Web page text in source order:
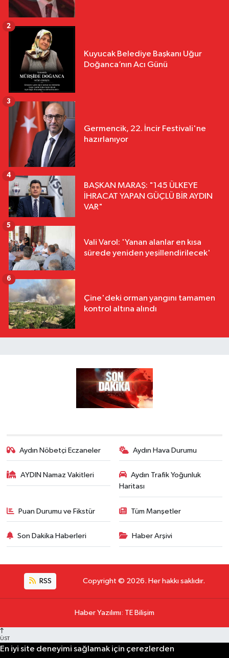
Kuyucak Belediye Başkanı Uğur
Doğanca’nın Acı Günü
2
Germencik, 22. İncir Festivali'ne
hazırlanıyor
3
BAŞKAN MARAŞ: "145 ÜLKEYE
İHRACAT YAPAN GÜÇLÜ BİR AYDIN
VAR"
4
Vali Varol: 'Yanan alanlar en kısa
sürede yeniden yeşillendirilecek'
5
Çine'deki orman yangını tamamen
kontrol altına alındı
6
Aydın Nöbetçi Eczaneler Aydın Hava Durumu
AYDIN Namaz Vakitleri
Aydın Trafik Yoğunluk
Haritası
Puan Durumu ve Fikstür Tüm Manşetler
Son Dakika Haberleri Haber Arşivi
RSS Copyright © 2026. Her hakkı saklıdır.
Haber Yazılımı: TE Bilişim
ÜST
En iyi site deneyimi sağlamak için çerezlerden